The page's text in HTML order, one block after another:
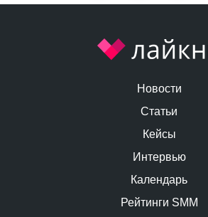
Новости
Статьи
Кейсы
Интервью
Календарь
Рейтинги SMM